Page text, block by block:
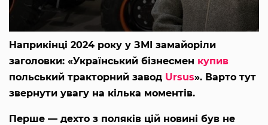
Наприкінці 2024 року у ЗМІ замайоріли
заголовки: «Український бізнесмен купив
польський тракторний завод Ursus». Варто тут
звернути увагу на кілька моментів.
Перше — дехто з поляків цій новині був не